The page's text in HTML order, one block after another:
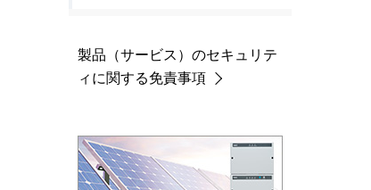
製品（サービス）のセキュリテ
ィに関する免責事項